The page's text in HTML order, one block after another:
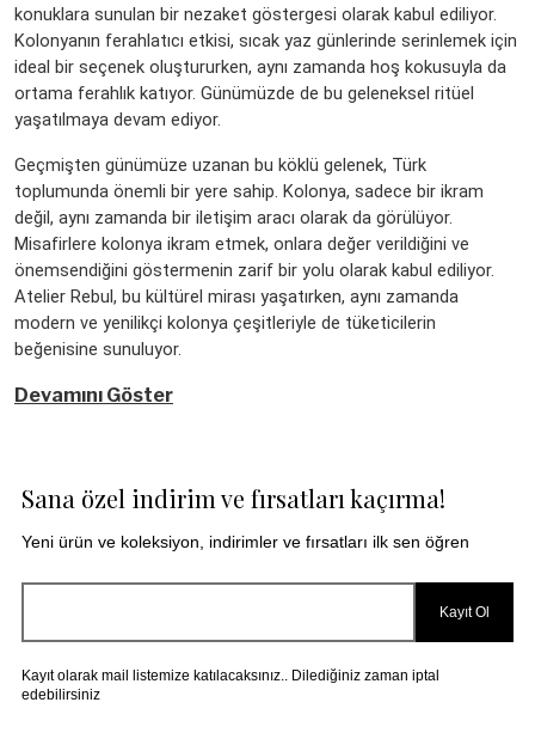
konuklara sunulan bir nezaket göstergesi olarak kabul ediliyor.
Kolonyanın ferahlatıcı etkisi, sıcak yaz günlerinde serinlemek için
ideal bir seçenek oluştururken, aynı zamanda hoş kokusuyla da
ortama ferahlık katıyor. Günümüzde de bu geleneksel ritüel
yaşatılmaya devam ediyor.
Geçmişten günümüze uzanan bu köklü gelenek, Türk
toplumunda önemli bir yere sahip. Kolonya, sadece bir ikram
değil, aynı zamanda bir iletişim aracı olarak da görülüyor.
Misafirlere kolonya ikram etmek, onlara değer verildiğini ve
önemsendiğini göstermenin zarif bir yolu olarak kabul ediliyor.
Atelier Rebul, bu kültürel mirası yaşatırken, aynı zamanda
modern ve yenilikçi kolonya çeşitleriyle de tüketicilerin
beğenisine sunuluyor.
Devamını Göster
Sana özel indirim ve fırsatları kaçırma!
Yeni ürün ve koleksiyon, indirimler ve fırsatları ilk sen öğren
Kayıt Ol
Kayıt olarak mail listemize katılacaksınız.. Dilediğiniz zaman iptal
edebilirsiniz